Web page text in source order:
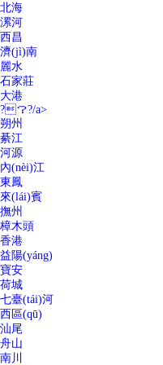
北海
漯河
西昌
濟(jì)南
麗水
石家莊
大港
?？?/a>
朔州
綦江
河源
內(nèi)江
東鳳
來(lái)賓
撫州
樟木頭
香港
益陽(yáng)
寶安
荷城
七臺(tái)河
西區(qū)
汕尾
舟山
南川